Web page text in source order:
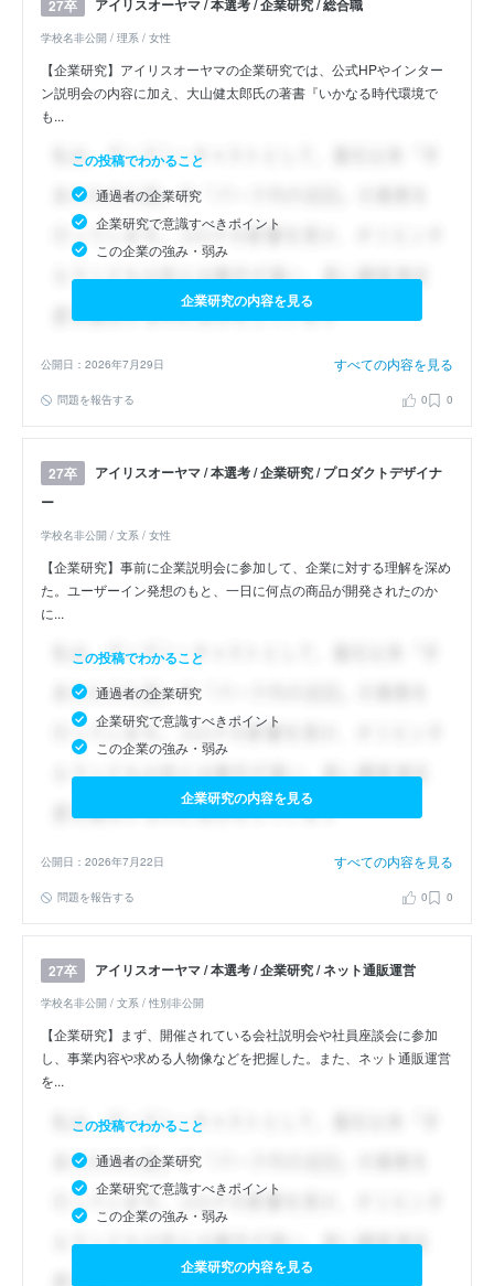
27卒 アイリスオーヤマ / 本選考 / 企業研究 / 総合職
学校名非公開 / 理系 / 女性
【企業研究】アイリスオーヤマの企業研究では、公式HPやインター
ン説明会の内容に加え、大山健太郎氏の著書『いかなる時代環境で
も...
この投稿でわかること
通過者の企業研究
企業研究で意識すべきポイント
この企業の強み・弱み
企業研究の内容を見る
公開日：2026年7月29日 すべての内容を見る
問題を報告する 0 0
27卒
アイリスオーヤマ / 本選考 / 企業研究 / プロダクトデザイナ
ー
学校名非公開 / 文系 / 女性
【企業研究】事前に企業説明会に参加して、企業に対する理解を深め
た。ユーザーイン発想のもと、一日に何点の商品が開発されたのか
に...
この投稿でわかること
通過者の企業研究
企業研究で意識すべきポイント
この企業の強み・弱み
企業研究の内容を見る
公開日：2026年7月22日 すべての内容を見る
問題を報告する 0 0
27卒 アイリスオーヤマ / 本選考 / 企業研究 / ネット通販運営
学校名非公開 / 文系 / 性別非公開
【企業研究】まず、開催されている会社説明会や社員座談会に参加
し、事業内容や求める人物像などを把握した。また、ネット通販運営
を...
この投稿でわかること
通過者の企業研究
企業研究で意識すべきポイント
この企業の強み・弱み
企業研究の内容を見る